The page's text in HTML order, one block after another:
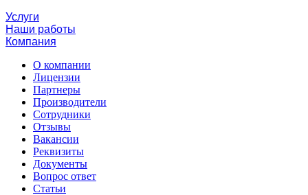
Услуги
Наши работы
Компания
О компании
Лицензии
Партнеры
Производители
Сотрудники
Отзывы
Вакансии
Реквизиты
Документы
Вопрос ответ
Статьи